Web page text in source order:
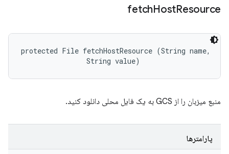
fetchHostResource
protected File fetchHostResource (String name,
                String value)
منبع میزبان را از GCS به یک فایل محلی دانلود کنید.
پارامترها